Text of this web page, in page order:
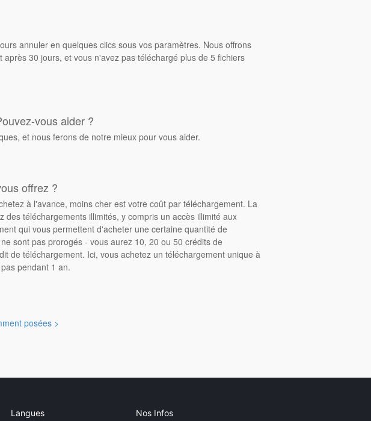
annuler en quelques clics sous vos paramètres. Nous offrons
30 jours, et vous n'avez pas téléchargé plus de 5 fichiers
vous aider ?
et nous ferons de notre mieux pour vous aider.
offrez ?
à l'avance, moins cher est votre coût par téléchargement. La
téléchargements illimités, y compris un accès illimité aux
qui vous permettent d'acheter une certaine quantité de
sont pas prorogés - vous aurez 10, 20 ou 50 crédits de
de téléchargement. Ici, vous achetez un téléchargement unique à
pendant 1 an.
posées >
Langues Nos Infos